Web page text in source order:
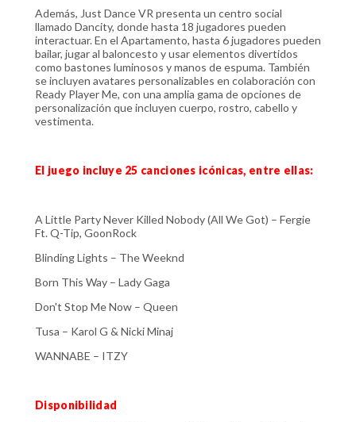
Además, Just Dance VR presenta un centro social
llamado Dancity, donde hasta 18 jugadores pueden
interactuar. En el Apartamento, hasta 6 jugadores pueden
bailar, jugar al baloncesto y usar elementos divertidos
como bastones luminosos y manos de espuma. También
se incluyen avatares personalizables en colaboración con
Ready Player Me, con una amplia gama de opciones de
personalización que incluyen cuerpo, rostro, cabello y
vestimenta.
El juego incluye 25 canciones icónicas, entre ellas:
A Little Party Never Killed Nobody (All We Got) – Fergie
Ft. Q-Tip, GoonRock
Blinding Lights – The Weeknd
Born This Way – Lady Gaga
Don't Stop Me Now – Queen
Tusa – Karol G & Nicki Minaj
WANNABE – ITZY
Disponibilidad